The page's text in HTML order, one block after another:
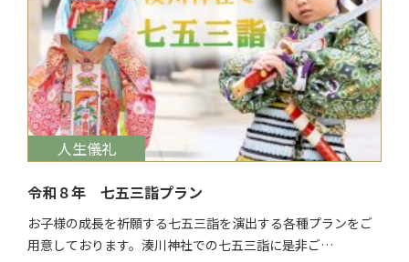
$target_date
人生儀礼
令和８年 七五三詣プラン
お子様の成長を祈願する七五三詣を演出する各種プランをご
用意しております。湊川神社での七五三詣に是非ご…